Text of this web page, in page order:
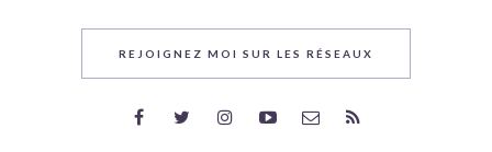
REJOIGNEZ MOI SUR LES RÉSEAUX